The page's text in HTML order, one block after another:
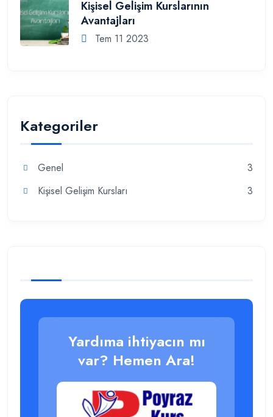
Kişisel Gelişim Kurslarının
Avantajları
Tem 11 2023
Kategoriler
Genel
3
Kişisel Gelişim Kursları
3
Yardıma ihtiyacın mı
var? Hemen Ara!